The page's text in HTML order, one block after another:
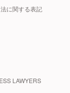
に関する表記
LAWYERS